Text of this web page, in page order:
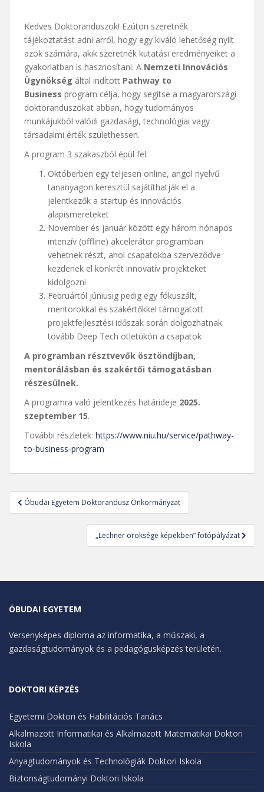
Kedves Doktoranduszok! Ezúton szeretnék
tájékoztatást adni arról, hogy egy kiváló lehetőség nyílt
azok számára, akik szeretnék kutatási eredményeiket a
gyakorlatban is hasznosítani. A Nemzeti Innovációs
Ügynökség által indított Pathway to
Business program célja, hogy segítse a magyarországi
doktoranduszokat abban, hogy tudományos
munkájukból valódi gazdasági, technológiai vagy
társadalmi érték születhessen.
A program 3 szakaszból épül fel:
Októberben egy teljesen online, angol nyelvű
tananyagon keresztül sajátíthatják el a
jelentkezők a startup és innovációs
alapismereteket
November és január között egy három hónapos
intenzív (offline) akcelerátor programban
vehetnek részt, ahol csapatokba szerveződve
kezdenek el konkrét innovatív projekteket
kidolgozni
Februártól júniusig pedig egy fókuszált,
mentorokkal és szakértőkkel támogatott
projektfejlesztési időszak során dolgozhatnak
tovább Deep Tech ötletükön a csapatok
A programban résztvevők ösztöndíjban,
mentorálásban és szakértői támogatásban
részesülnek.
A programra való jelentkezés határideje 2025.
szeptember 15.
További részletek: https://www.niu.hu/service/pathway-
to-business-program
Bejegyzés
navigáció
Óbudai Egyetem Doktorandusz Önkormányzat
„Lechner öröksége képekben” fotópályázat
ÓBUDAI EGYETEM
Versenyképes diploma az informatika, a műszaki, a
gazdaságtudományok és a pedagógusképzés területén.
DOKTORI KÉPZÉS
Egyetemi Doktori és Habilitációs Tanács
Alkalmazott Informatikai és Alkalmazott Matematikai Doktori
Iskola
Anyagtudományok és Technológiák Doktori Iskola
Biztonságtudományi Doktori Iskola